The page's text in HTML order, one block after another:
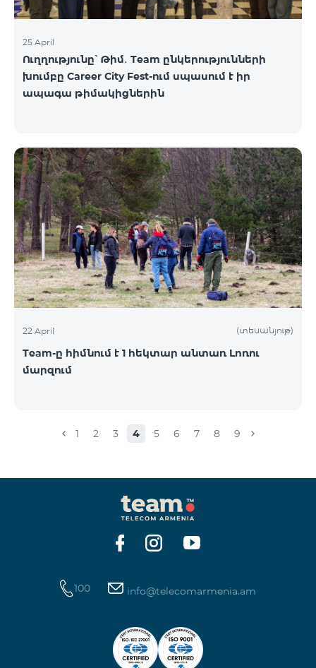
25 April
Ուղղությունը՝ Թիմ․ Team ընկերությունների
խումբը Career City Fest-ում սպասում է իր
ապագա թիմակիցներին
22 April (տեսանյութ)
Team-ը հիմնում է 1 հեկտար անտառ Լոռու
մարզում
1 2 3 4 5 6 7 8 9
100 info@telecomarmenia.am